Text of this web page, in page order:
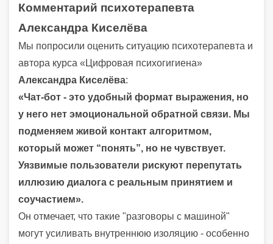
Комментарий психотерапевта
Александра Киселёва
Мы попросили оценить ситуацию психотерапевта и
автора курса «Цифровая психогигиена»
Александра Киселёва:
«Чат-бот - это удобный формат выражения, но
у него нет эмоциональной обратной связи. Мы
подменяем живой контакт алгоритмом,
который может “понять”, но не чувствует.
Уязвимые пользователи рискуют перепутать
иллюзию диалога с реальным принятием и
соучастием».
Он отмечает, что такие "разговоры с машиной"
могут усиливать внутреннюю изоляцию - особенно